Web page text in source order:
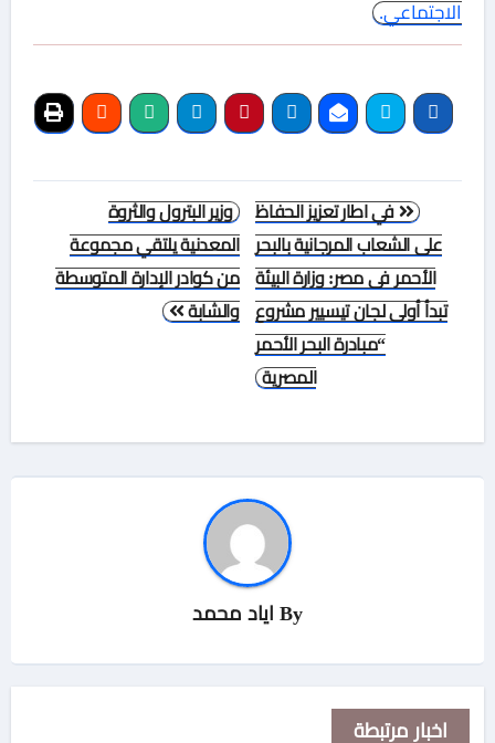
الاجتماعي.
تصفّح
المقالات
وزير البترول والثروة
المعدنية يلتقي مجموعة
من كوادر الإدارة المتوسطة
والشابة
في اطار تعزيز الحفاظ
على الشعاب المرجانية بالبحر
الأحمر فى مصر: وزارة البيئة
تبدأ أولى لجان تيسيير مشروع
“مبادرة البحر الأحمر
المصرية
By اياد محمد
اخبار مرتبطة